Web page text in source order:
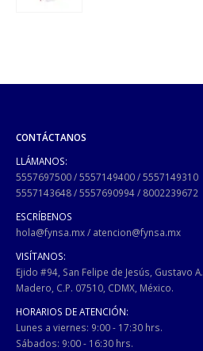
CONTÁCTANOS
LLÁMANOS:
5557697500/5557149400/5557149310
5557143648/5557690994/ 8002239672
ESCRÍBENOS
hola@fynsa.mx/ atencion@fynsa.mx
VISÍTANOS:
Ejido #94, San Felipe de Jesús, Gustavo A.
Madero, C.P. 07510, CDMX, México.
HORARIOS DE ATENCIÓN:
Lunes a viernes: 9:00 - 17:30 hrs.
Sábados: 9:00 - 16:30 hrs.